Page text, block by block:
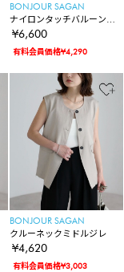
BONJOUR SAGAN
ナイロンタッチバルーンベ
スト
¥6,600
有料会員価格¥4,290
BONJOUR SAGAN
クルーネックミドルジレ
¥4,620
有料会員価格¥3,003